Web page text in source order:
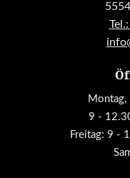
Tel.:
Montag,
9 -
Freitag: 9 -